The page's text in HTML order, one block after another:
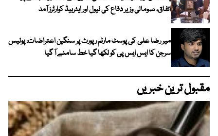
اتفاق، صومالی وزیر دفاع کی نیول اور ایئرہیڈ کوارٹرز آمد
میر رضا علی کی پوسٹ مارٹم رپورٹ پر سنگین اعتراضات، پولیس
سرجن کا ایس ایس پی کو لکھا گیا خط سامنے آ گیا
مقبول ترین خبریں